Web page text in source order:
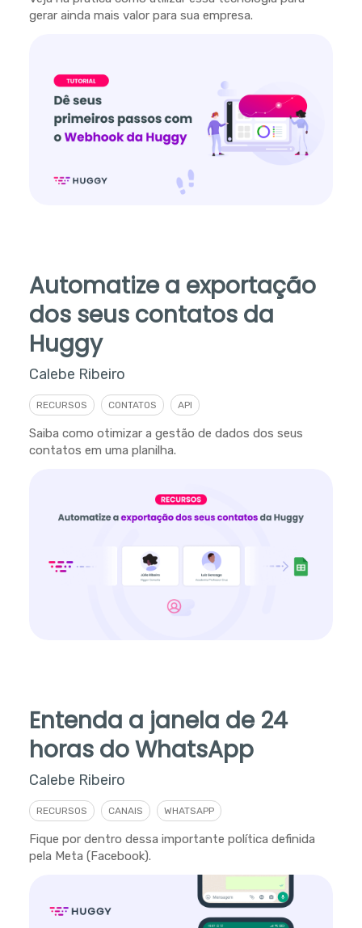
gerar ainda mais valor para sua empresa.
Automatize a exportação
dos seus contatos da
Huggy
Calebe Ribeiro
RECURSOS CONTATOS API
Saiba como otimizar a gestão de dados dos seus
contatos em uma planilha.
Entenda a janela de 24
horas do WhatsApp
Calebe Ribeiro
RECURSOS CANAIS WHATSAPP
Fique por dentro dessa importante política definida
pela Meta (Facebook).